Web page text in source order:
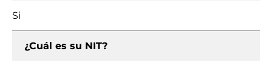
Si
¿Cuál es su NIT?